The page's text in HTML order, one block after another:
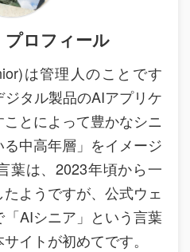
プロフィール
は管理人のことです
タル製品のAIアプリケ
とによって豊かなシニ
中高年層」をイメージ
葉は、2023年頃から一
ようですが、公式ウェ
AIシニア」という言葉
イトが初めてです。